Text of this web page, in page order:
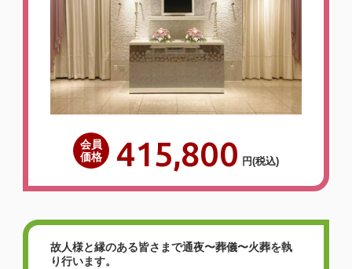
会員
価格
415,800 円(税込)
故人様と縁のある皆さまで通夜〜葬儀〜火葬を執
り行います。